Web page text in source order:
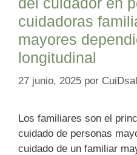
cuidadoras
mayores
longitudinal
27 junio, 2025 por
Los familiares son el
cuidado de personas
cuidado de un familiar